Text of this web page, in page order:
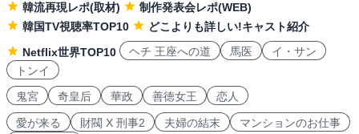
韓流再現レポ(取材)
制作発表会レポ(WEB)
韓国TV視聴率TOP10
どこよりも詳しい!キャスト紹介
Netflix世界TOP10
ヘチ 王座への道 馬医
イ・サン
トンイ
鬼宮
奇皇后 華政 善徳女王 恋人
愛が来る 財閥 X 刑事2 夫婦の結末 マンションのお仕事